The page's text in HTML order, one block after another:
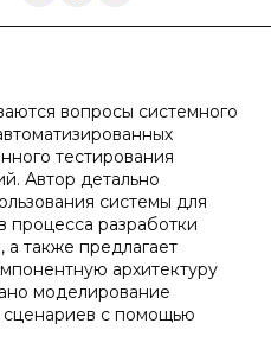
вопросы системного
тестирования
Автор детально
системы для
процесса разработки
также предлагает
архитектуру
моделирование
сценариев с помощью